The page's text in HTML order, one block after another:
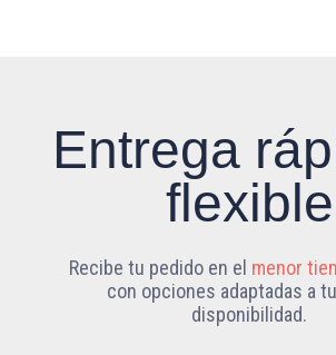
Entrega
flexible
Recibe tu pedido en el menor
con opciones adaptadas a
disponibilidad.